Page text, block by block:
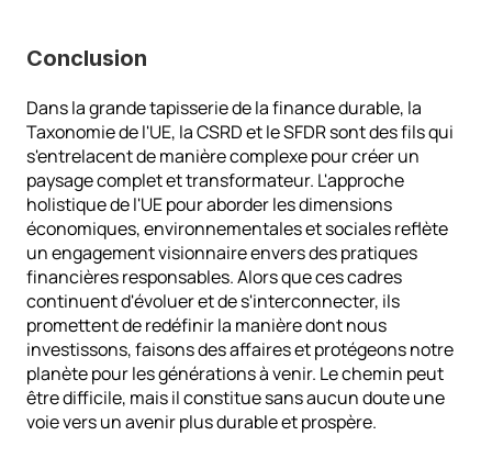
Conclusion
Dans la grande tapisserie de la finance durable, la
Taxonomie de l'UE, la CSRD et le SFDR sont des fils qui
s'entrelacent de manière complexe pour créer un
paysage complet et transformateur. L'approche
holistique de l'UE pour aborder les dimensions
économiques, environnementales et sociales reflète
un engagement visionnaire envers des pratiques
financières responsables. Alors que ces cadres
continuent d'évoluer et de s'interconnecter, ils
promettent de redéfinir la manière dont nous
investissons, faisons des affaires et protégeons notre
planète pour les générations à venir. Le chemin peut
être difficile, mais il constitue sans aucun doute une
voie vers un avenir plus durable et prospère.